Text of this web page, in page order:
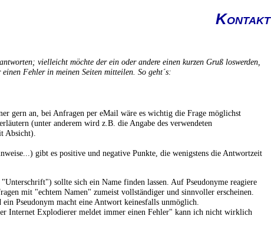
Kontakt
vielleicht möchte der ein oder andere einen kurzen Gruß loswerden,
Fehler in meinen Seiten mitteilen. So geht´s:
gern an, bei Anfragen per eMail wäre es wichtig die Frage möglichst
(unter anderem wird z.B. die Angabe des verwendeten
Absicht).
gibt es positive und negative Punkte, die wenigstens die Antwortzeit
sollte sich ein Name finden lassen. Auf Pseudonyme reagiere
mit "echtem Namen" zumeist vollständiger und sinnvoller erscheinen.
Pseudonym macht eine Antwort keinesfalls unmöglich.
Internet Explodierer meldet immer einen Fehler" kann ich nicht wirklich